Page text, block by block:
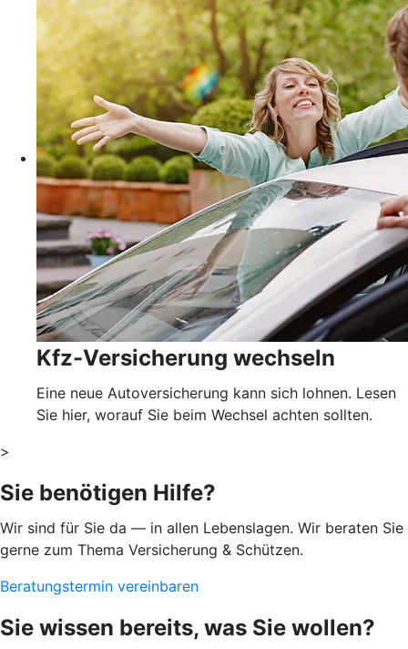
Kfz-Versicherung wechseln
Eine neue Autoversicherung kann sich lohnen. Lesen
Sie hier, worauf Sie beim Wechsel achten sollten.
>
Sie benötigen Hilfe?
Wir sind für Sie da — in allen Lebenslagen. Wir beraten Sie
gerne zum Thema Versicherung & Schützen.
Beratungstermin vereinbaren
Sie wissen bereits, was Sie wollen?